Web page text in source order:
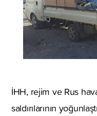
İHH, rejim ve Rus
saldırılarının